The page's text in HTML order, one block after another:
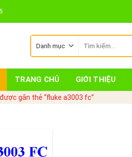
kiếm:
TRANG CHỦ GIỚI THIỆU
gắn thẻ “fluke a3003 fc”